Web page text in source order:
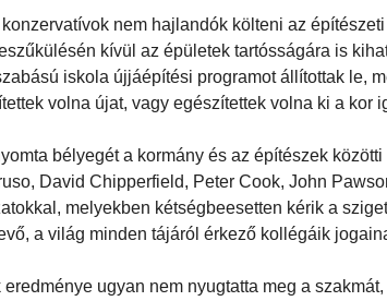
nem hajlandók költeni az
kívül az épületek tartósságára is
iskola újjáépítési programot állítottak le,
volna újat, vagy egészítettek volna ki a kor
bélyegét a kormány és az építészek
David Chipperfield, Peter Cook, John
melyekben kétségbeesetten kérik a
a világ minden tájáról érkező kollégáik
ugyan nem nyugtatta meg a